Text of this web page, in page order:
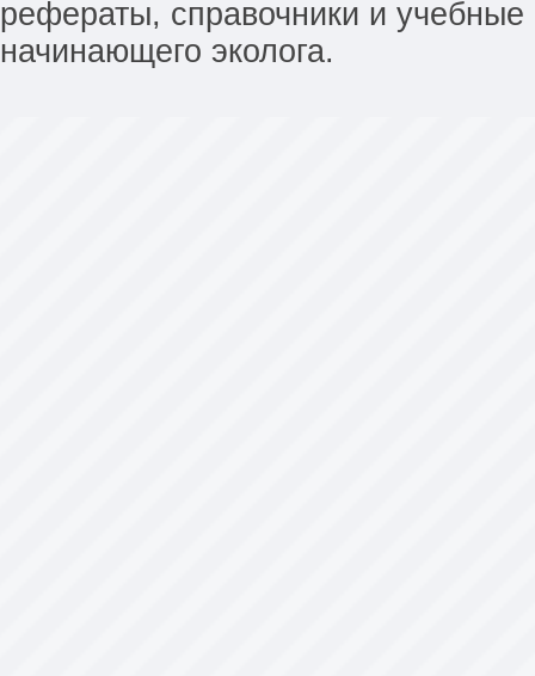
рефераты, справочники и
начинающего эколога.